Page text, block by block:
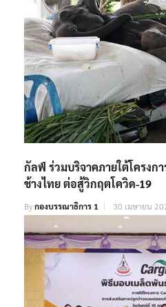
กัลฟ์ ร่วมบริจาคภายใต้โครงก
ช้างไทย ต่อสู้วิกฤตโควิด-19
Byกองบรรณาธิการ 1 30 เมษายน